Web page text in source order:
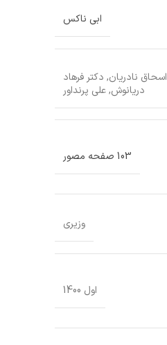
ابی ناکس
اسحاق نادریان, دکتر فرهاد
دریانوش,علی پرنداور
103 صفحه مصور
وزیری
اول 1400